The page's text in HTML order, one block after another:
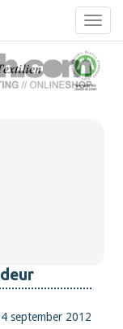
september 2012